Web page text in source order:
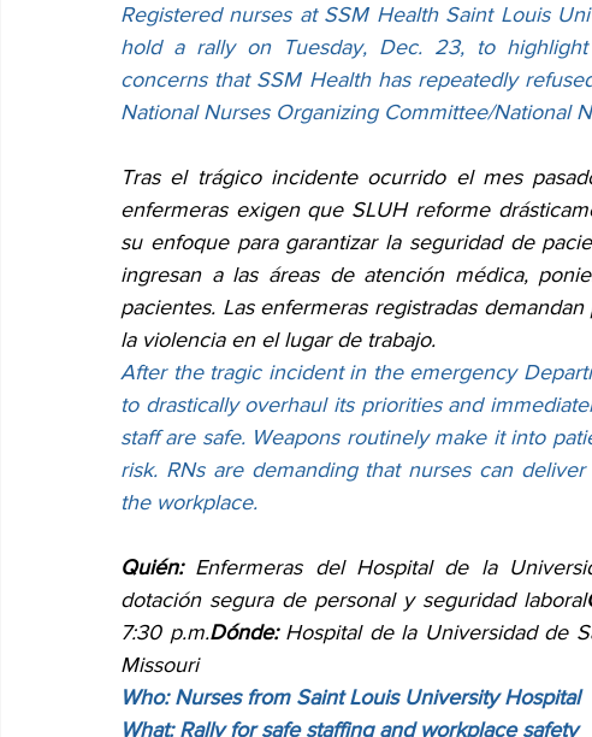
Registered nurses at SSM Health Saint Louis
hold a rally on Tuesday, Dec. 23, to
concerns that SSM Health has repeatedly
National Nurses Organizing Committee/National
Tras el trágico incidente ocurrido el mes
enfermeras exigen que SLUH reforme
su enfoque para garantizar la seguridad de
ingresan a las áreas de atención médica,
pacientes. Las enfermeras registradas
la violencia en el lugar de trabajo.
After the tragic incident in the emergency
to drastically overhaul its priorities and
staff are safe. Weapons routinely make it into
risk. RNs are demanding that nurses can
the workplace.
Quién: Enfermeras del Hospital de la
dotación segura de personal y seguridad laboral
7:30 p.m.Dónde: Hospital de la Universidad de
Missouri
Who: Nurses from Saint Louis University Hospital
What: Rally for safe staffing and workplace safety